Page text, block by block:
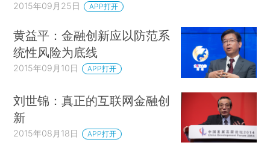
2015年09月25日 APP打开
黄益平：金融创新应以防范系
统性风险为底线
2015年09月10日 APP打开
刘世锦：真正的互联网金融创
新
2015年08月18日 APP打开